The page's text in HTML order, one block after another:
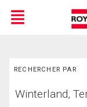
Menu
RECHERCHER PAR
votre